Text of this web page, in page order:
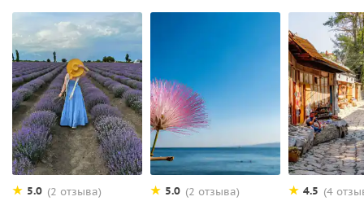
5.0 (2 отзыва) 5.0 (2 отзыва) 4.5 (4